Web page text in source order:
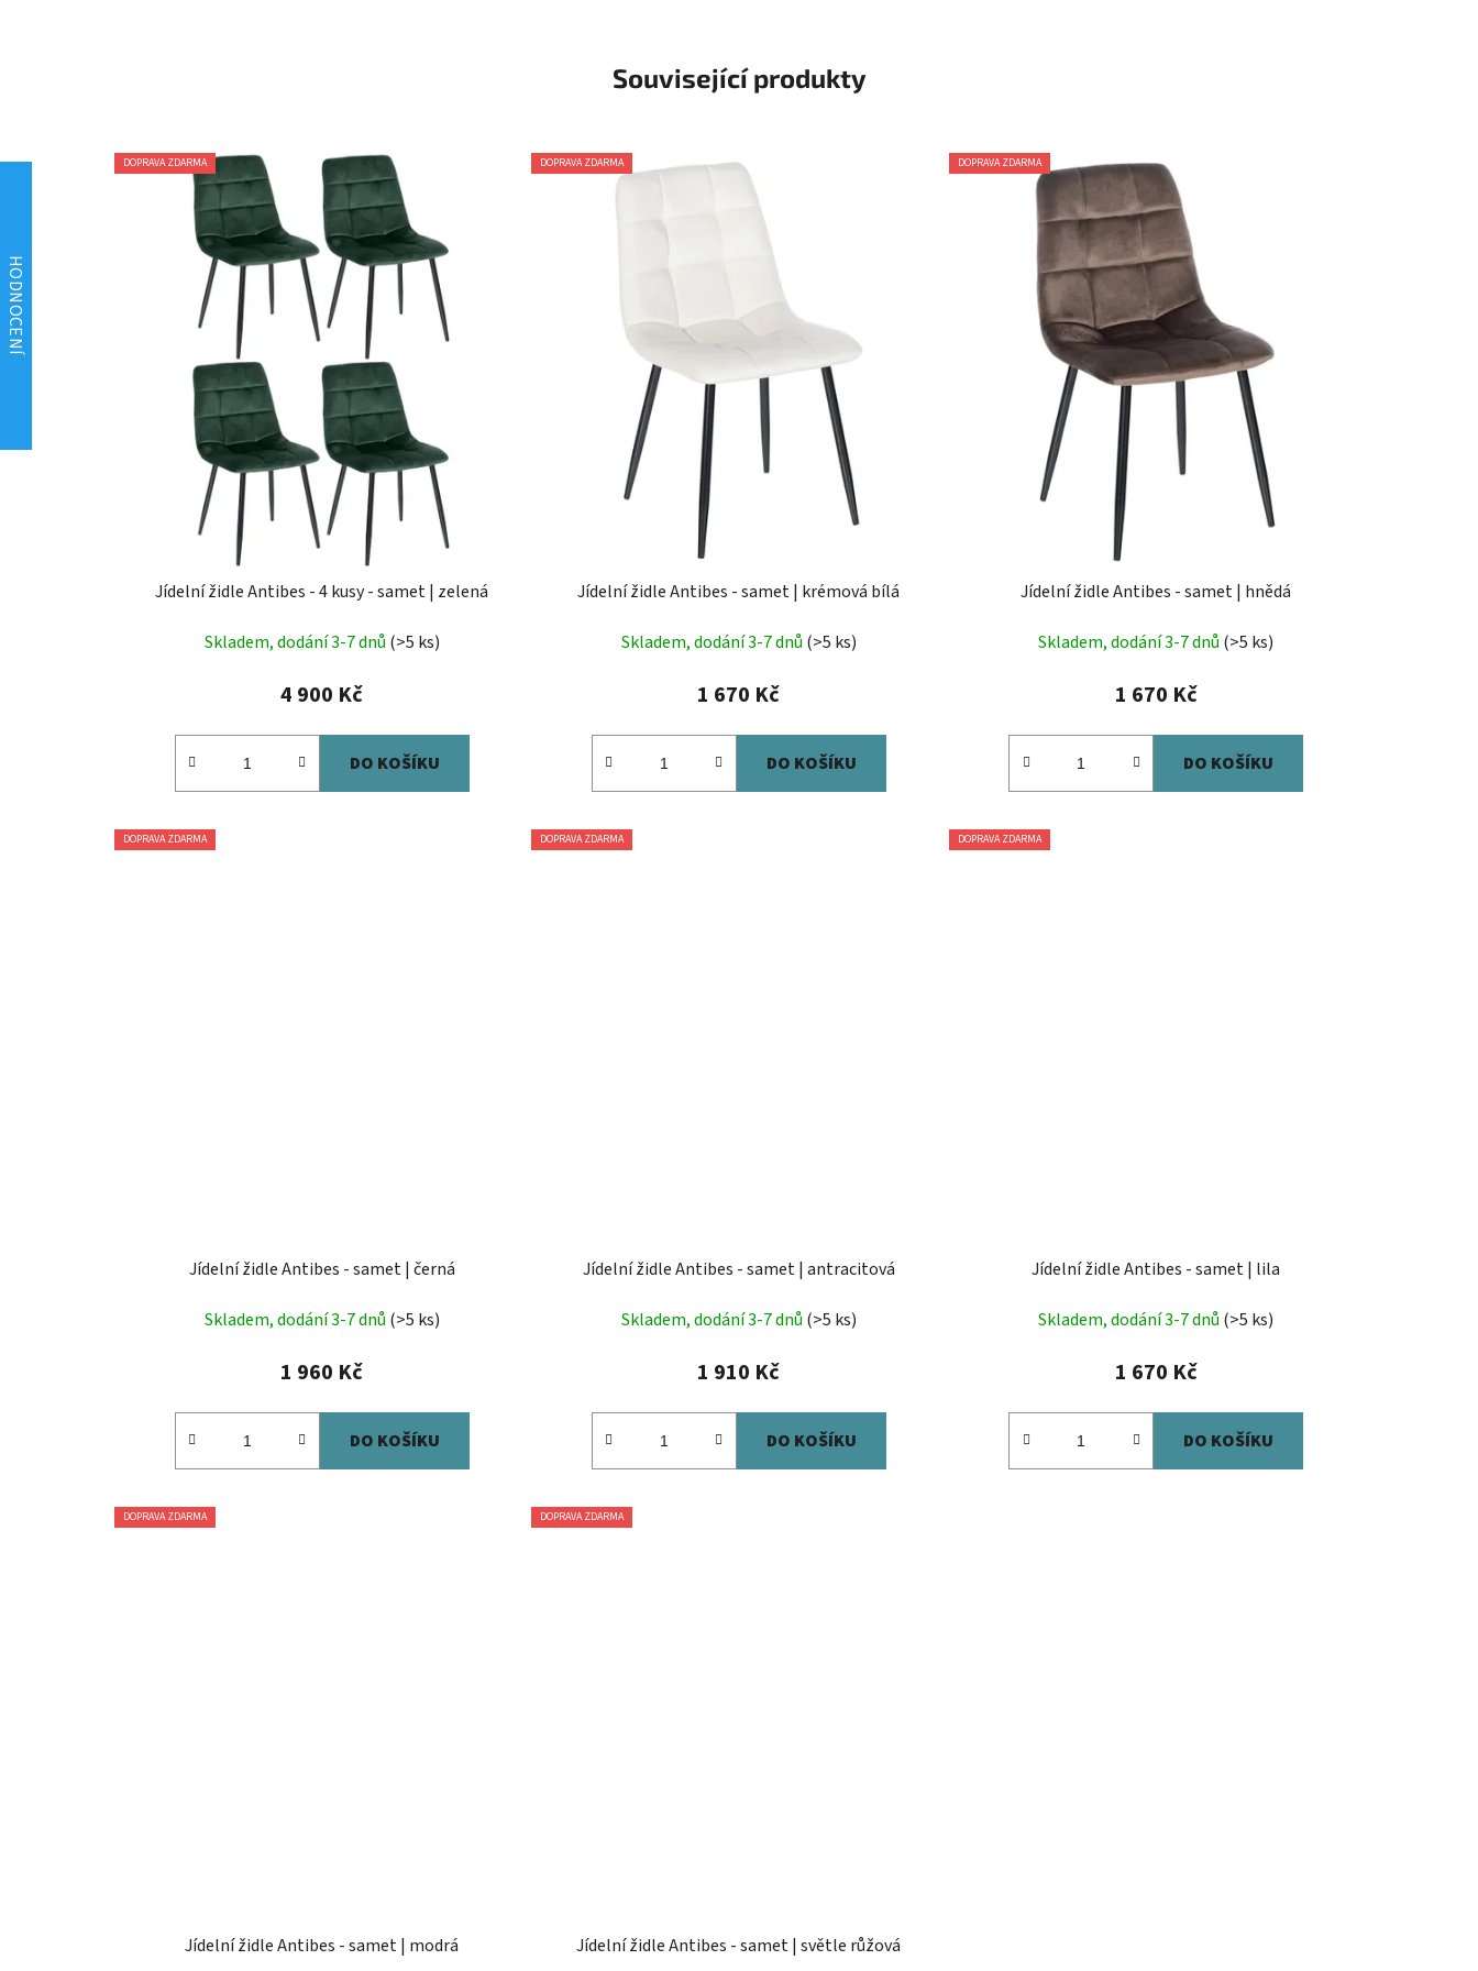
Související produkty
DOPRAVA ZDARMA
Jídelní židle Antibes - 4 kusy - samet | zelená
Skladem, dodání 3-7 dnů (>5 ks)
4 900 Kč
DO KOŠÍKU
DOPRAVA ZDARMA
Jídelní židle Antibes - samet | krémová bílá
Skladem, dodání 3-7 dnů (>5 ks)
1 670 Kč
DO KOŠÍKU
DOPRAVA ZDARMA
Jídelní židle Antibes - samet | hnědá
Skladem, dodání 3-7 dnů (>5 ks)
1 670 Kč
DO KOŠÍKU
DOPRAVA ZDARMA
Jídelní židle Antibes - samet | černá
Skladem, dodání 3-7 dnů (>5 ks)
1 960 Kč
DO KOŠÍKU
DOPRAVA ZDARMA
Jídelní židle Antibes - samet | antracitová
Skladem, dodání 3-7 dnů (>5 ks)
1 910 Kč
DO KOŠÍKU
DOPRAVA ZDARMA
Jídelní židle Antibes - samet | lila
Skladem, dodání 3-7 dnů (>5 ks)
1 670 Kč
DO KOŠÍKU
DOPRAVA ZDARMA
Jídelní židle Antibes - samet | modrá
DOPRAVA ZDARMA
Jídelní židle Antibes - samet | světle růžová